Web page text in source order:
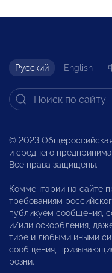
Русский English
© 2023 Общероссийская
и среднего
Все права защищены.
Комментарии на сайте
требованиям
публикуем сообщения,
и/или оскорбления,
тире и любыми иными
сообщения,
розни.